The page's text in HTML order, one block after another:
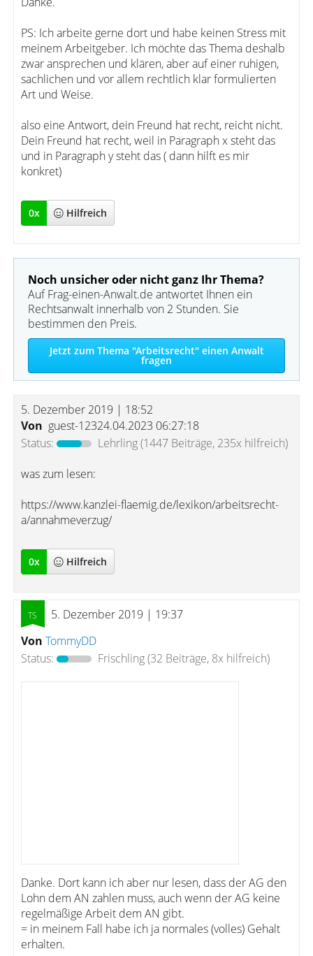
PS: Ich arbeite gerne dort und habe keinen Stress mit
meinem Arbeitgeber. Ich möchte das Thema deshalb
zwar ansprechen und klären, aber auf einer ruhigen,
sachlichen und vor allem rechtlich klar formulierten
Art und Weise.
also eine Antwort, dein Freund hat recht, reicht nicht.
Dein Freund hat recht, weil in Paragraph x steht das
und in Paragraph y steht das ( dann hilft es mir
konkret)
0x Hilfreich
Noch unsicher oder nicht ganz Ihr Thema?
Auf Frag-einen-Anwalt.de antwortet Ihnen ein
Rechtsanwalt innerhalb von 2 Stunden. Sie
bestimmen den Preis.
Jetzt zum Thema "Arbeitsrecht" einen Anwalt
fragen
5. Dezember 2019 | 18:52
Von guest-12324.04.2023 06:27:18
Status:
Lehrling(1447 Beiträge, 235x hilfreich)
was zum lesen:
https://www.kanzlei-flaemig.de/lexikon/arbeitsrecht-
a/annahmeverzug/
0x Hilfreich
5. Dezember 2019 | 19:37
Von TommyDD
Status:
Frischling(32 Beiträge, 8x hilfreich)
Danke. Dort kann ich aber nur lesen, dass der AG den
Lohn dem AN zahlen muss, auch wenn der AG keine
regelmäßige Arbeit dem AN gibt.
= in meinem Fall habe ich ja normales (volles) Gehalt
erhalten.